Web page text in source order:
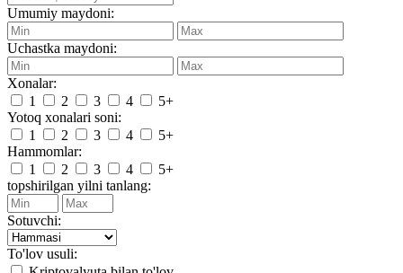
Umumiy maydoni:
Uchastka maydoni:
Xonalar:
1
2 3 4
5+
Yotoq xonalari soni:
1
2 3 4
5+
Hammomlar:
1
2 3 4
5+
topshirilgan yilni tanlang:
Sotuvchi:
To'lov usuli: